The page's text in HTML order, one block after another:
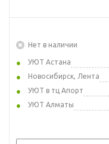
Нет в наличии
УЮТ Астана
Новосибирск, Лента
УЮТ в тц Апорт
УЮТ Алматы